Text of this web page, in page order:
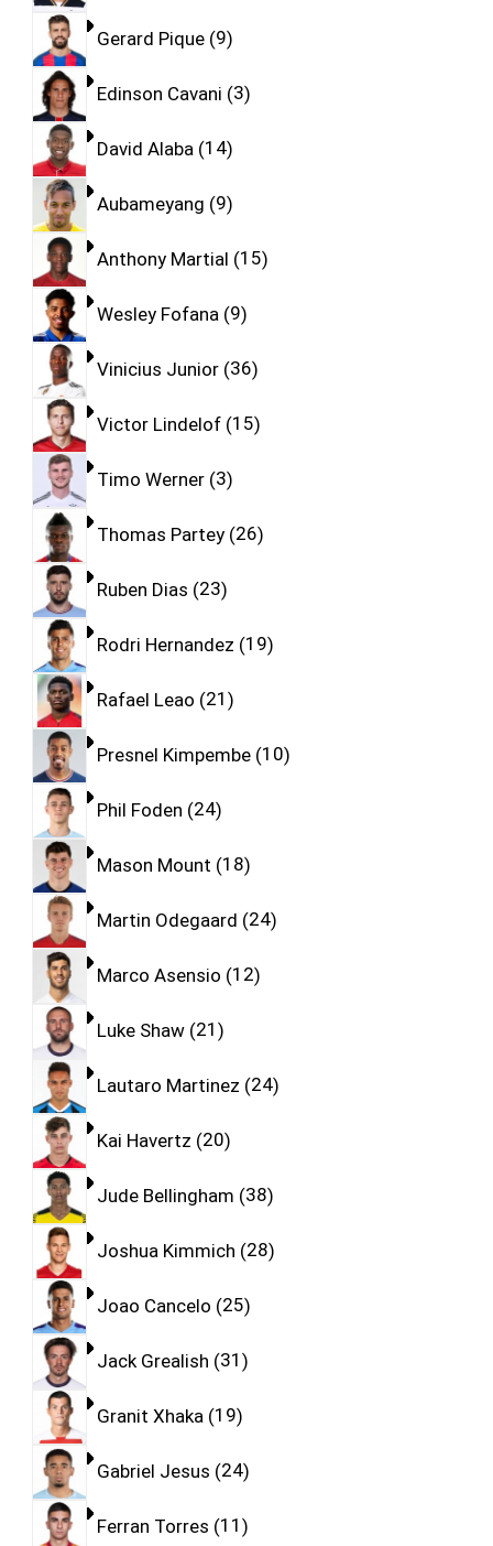
Gerard Pique 9
Edinson Cavani 3
David Alaba 14
Aubameyang 9
Anthony Martial 15
Wesley Fofana 9
Vinicius Junior 36
Victor Lindelof 15
Timo Werner 3
Thomas Partey 26
Ruben Dias 23
Rodri Hernandez 19
Rafael Leao 21
Presnel Kimpembe 10
Phil Foden 24
Mason Mount 18
Martin Odegaard 24
Marco Asensio 12
Luke Shaw 21
Lautaro Martinez 24
Kai Havertz 20
Jude Bellingham 38
Joshua Kimmich 28
Joao Cancelo 25
Jack Grealish 31
Granit Xhaka 19
Gabriel Jesus 24
Ferran Torres 11